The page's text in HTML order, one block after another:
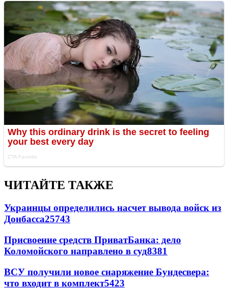
ЧИТАЙТЕ ТАКЖЕ
Украинцы определились насчет вывода войск из
Донбасса25743
Присвоение средств ПриватБанка: дело
Коломойского направлено в суд8381
ВСУ получили новое снаряжение Бундесвера:
что входит в комплект5423